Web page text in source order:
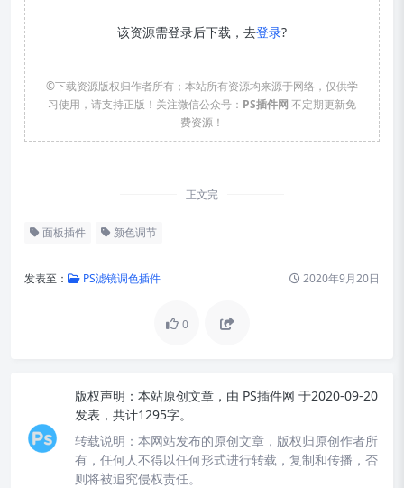
该资源需登录后下载，去登录?
©下载资源版权归作者所有；本站所有资源均来源于网络，仅供学
习使用，请支持正版！关注微信公众号： PS插件网 不定期更新免
费资源！
正文完
面板插件 颜色调节
发表至： PS滤镜调色插件 2020年9月20日
0
版权声明： 本站原创文章，由 PS插件网 于2020-09-20
发表，共计1295字。
转载说明： 本网站发布的原创文章，版权归原创作者所
有，任何人不得以任何形式进行转载，复制和传播，否
则将被追究侵权责任。